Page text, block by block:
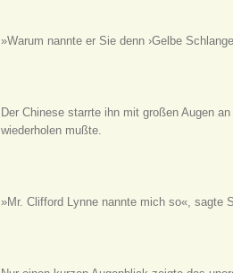
»Warum nannte er Sie denn ›Gelbe
Der Chinese starrte ihn mit großen Augen
wiederholen mußte.
»Mr. Clifford Lynne nannte mich so«, sagte